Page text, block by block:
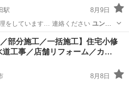
駅
8月9日
をしています… 連絡ください ユンボ
車検
／部分施工／一括施工】住宅小修
道工事／店舗リフォーム／カ…
8月8日